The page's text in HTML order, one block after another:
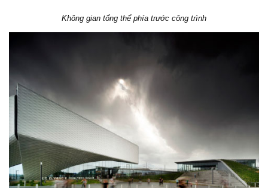
Không gian tổng thể phía trước công trình